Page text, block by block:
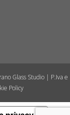
Glass Studio | P.Iva e
Policy